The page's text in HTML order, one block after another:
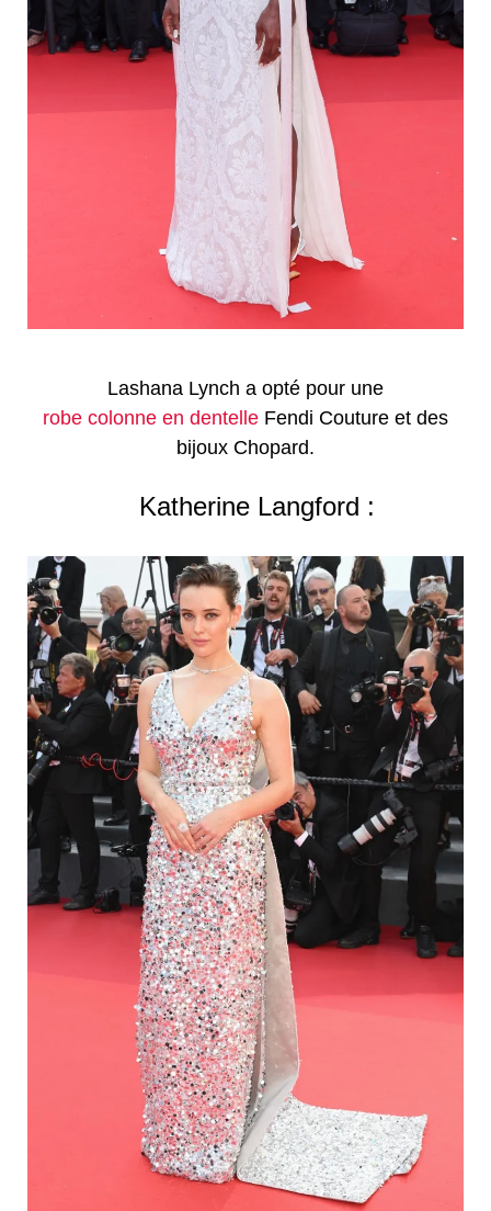
Lashana Lynch a opté pour une
robe colonne en dentelle Fendi Couture et des
bijoux Chopard.
Katherine Langford :